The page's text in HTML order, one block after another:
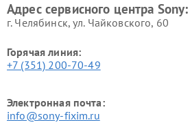
Адрес сервисного центра Sony:
г. Челябинск, ул. Чайковского, 60
Горячая линия:
+7 (351) 200-70-49
Электронная почта:
info@sony-fixim.ru